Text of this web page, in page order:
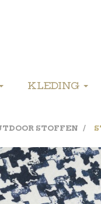
KLEDING
STOFFEN